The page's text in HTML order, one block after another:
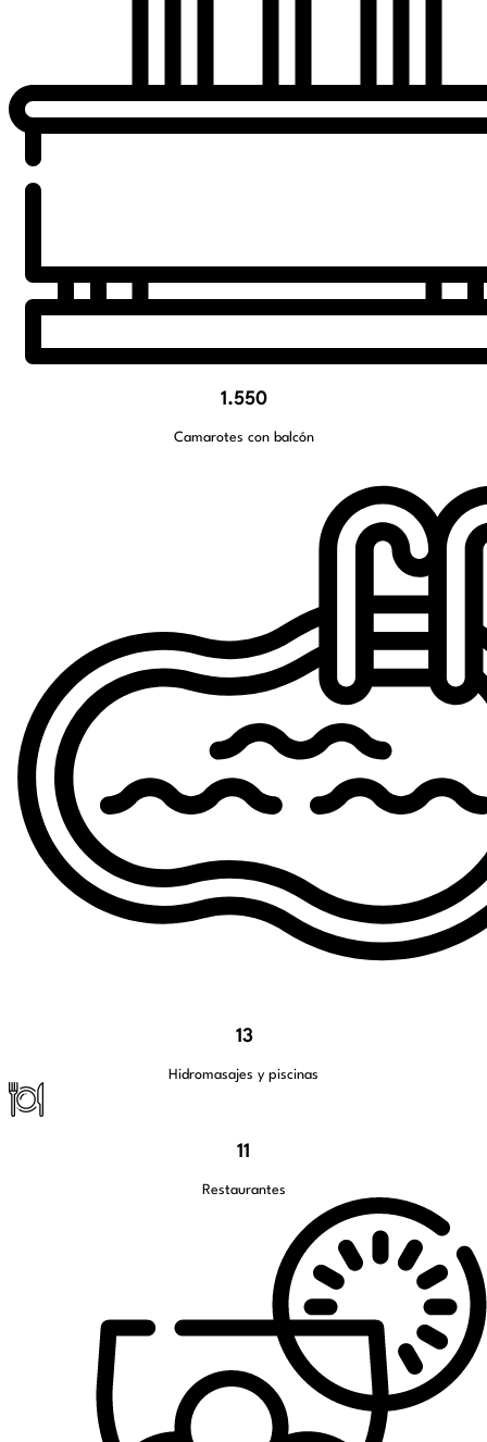
1.550
Camarotes con balcón
13
Hidromasajes y piscinas
11
Restaurantes